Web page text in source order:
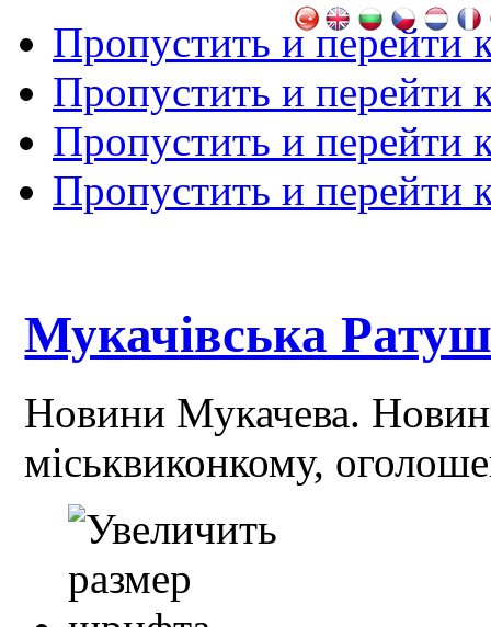
Пропустить и перейти
Пропустить и перейти
Пропустить и перейти
Пропустить и перейти
Мукачівська
Новини Мукачева.
міськвиконкому,